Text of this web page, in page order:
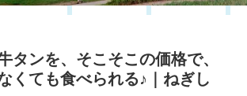
タンを、そこそこの価格で、
くても食べられる♪｜ねぎし